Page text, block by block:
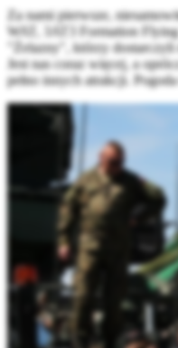
Za nami pierwsze,
WAT, 3AT3 Formation
"Żelazny", którzy
Jest nas coraz więcej, a
pełno innych atrakcji.